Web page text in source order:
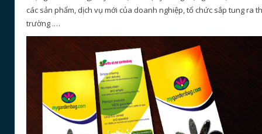
các sản phẩm, dịch vụ mới của doanh nghiệp, tổ chức sắp tung ra
trường .…